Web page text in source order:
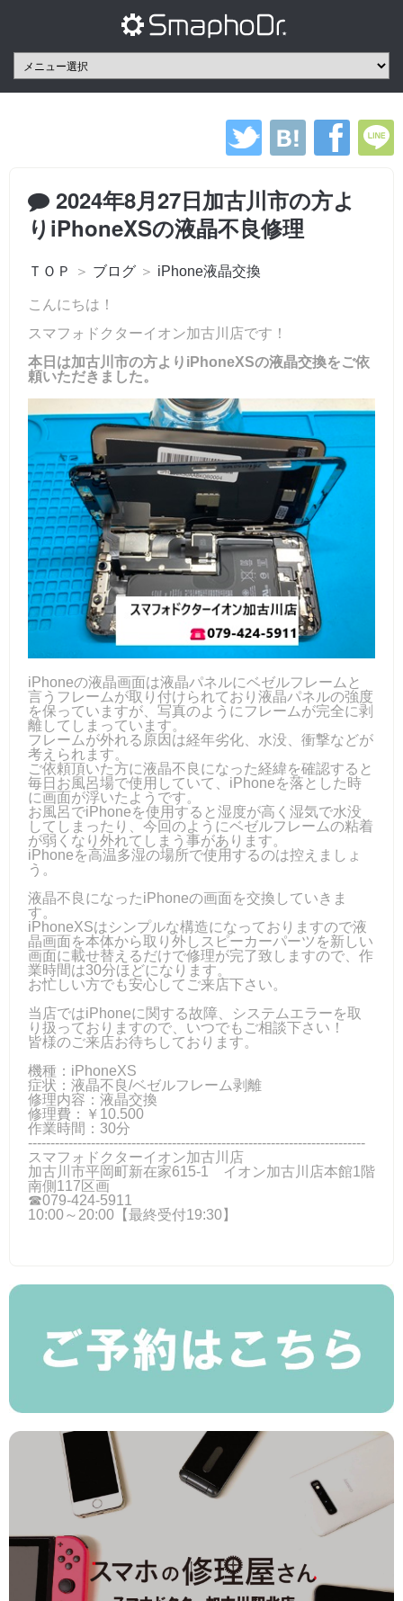
2024年8月27日加古川市の方よ
りiPhoneXSの液晶不良修理
ＴＯＰ ＞ ブログ ＞ iPhone液晶交換
こんにちは！
スマフォドクターイオン加古川店です！
本日は加古川市の方よりiPhoneXSの液晶交換をご依
頼いただきました。
iPhoneの液晶画面は液晶パネルにベゼルフレームと
言うフレームが取り付けられており液晶パネルの強度
を保っていますが、写真のようにフレームが完全に剥
離してしまっています。
フレームが外れる原因は経年劣化、水没、衝撃などが
考えられます。
ご依頼頂いた方に液晶不良になった経緯を確認すると
毎日お風呂場で使用していて、iPhoneを落とした時
に画面が浮いたようです。
お風呂でiPhoneを使用すると湿度が高く湿気で水没
してしまったり、今回のようにベゼルフレームの粘着
が弱くなり外れてしまう事があります。
iPhoneを高温多湿の場所で使用するのは控えましょ
う。
液晶不良になったiPhoneの画面を交換していきま
す。
iPhoneXSはシンプルな構造になっておりますので液
晶画面を本体から取り外しスピーカーパーツを新しい
画面に載せ替えるだけで修理が完了致しますので、作
業時間は30分ほどになります。
お忙しい方でも安心してご来店下さい。
当店ではiPhoneに関する故障、システムエラーを取
り扱っておりますので、いつでもご相談下さい！
皆様のご来店お待ちしております。
機種：iPhoneXS
症状：液晶不良/ベゼルフレーム剥離
修理内容：液晶交換
修理費：￥10.500
作業時間：30分
---------------------------------------------------------------------------
スマフォドクターイオン加古川店
加古川市平岡町新在家615-1 イオン加古川店本館1階
南側117区画
☎079-424‐5911
10:00～20:00【最終受付19:30】